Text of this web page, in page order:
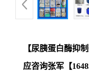
【尿胰蛋白酶抑
应咨询张军【